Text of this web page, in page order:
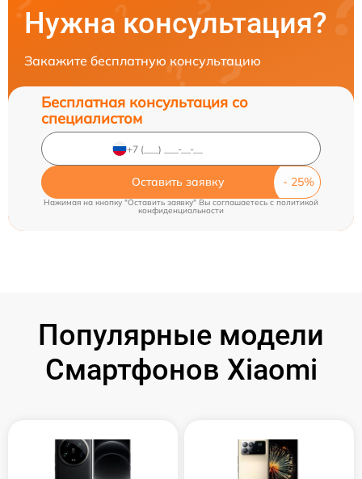
Нужна консультация?
Закажите бесплатную консультацию
Бесплатная консультация со
специалистом
Оставить заявку
Нажимая на кнопку "Оставить заявку" Вы соглашаетесь cполитикой
конфиденциальности
Популярные модели
Смартфонов Xiaomi